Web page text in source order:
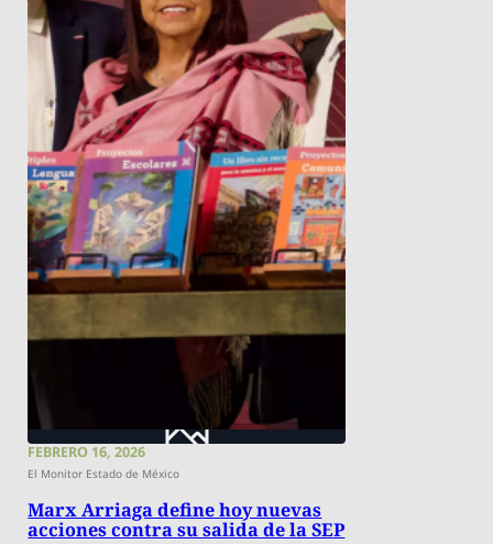
FEBRERO 16, 2026
El Monitor Estado de México
Marx Arriaga define hoy nuevas
acciones contra su salida de la SEP